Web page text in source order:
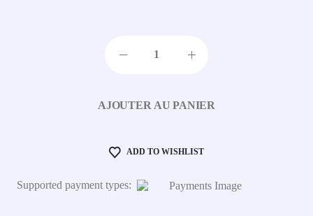
AJOUTER AU PANIER
ADD TO WISHLIST
Supported payment types: